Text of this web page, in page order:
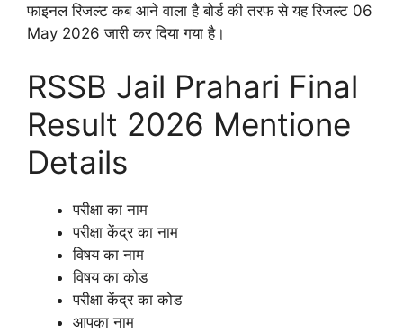
फाइनल रिजल्ट कब आने वाला है बोर्ड की तरफ से यह रिजल्ट 06
May 2026 जारी कर दिया गया है।
RSSB Jail Prahari Final
Result 2026 Mentione
Details
परीक्षा का नाम
परीक्षा केंद्र का नाम
विषय का नाम
विषय का कोड
परीक्षा केंद्र का कोड
आपका नाम